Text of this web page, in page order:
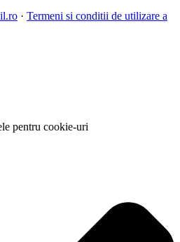
· Termeni si conditii de utilizare a
pentru cookie-uri